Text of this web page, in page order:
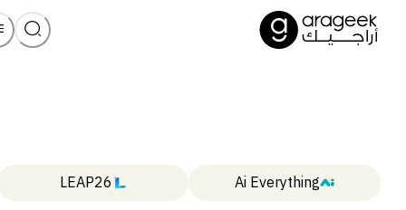
Ai Everything
LEAP26